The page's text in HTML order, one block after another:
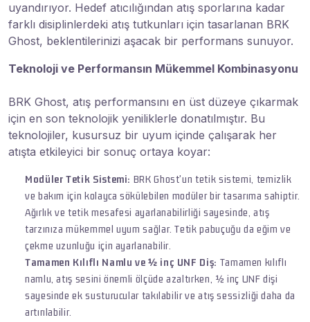
uyandırıyor. Hedef atıcılığından atış sporlarına kadar
farklı disiplinlerdeki atış tutkunları için tasarlanan BRK
Ghost, beklentilerinizi aşacak bir performans sunuyor.
Teknoloji ve Performansın Mükemmel Kombinasyonu
BRK Ghost, atış performansını en üst düzeye çıkarmak
için en son teknolojik yeniliklerle donatılmıştır. Bu
teknolojiler, kusursuz bir uyum içinde çalışarak her
atışta etkileyici bir sonuç ortaya koyar:
Modüler Tetik Sistemi: BRK Ghost'un tetik sistemi, temizlik
ve bakım için kolayca sökülebilen modüler bir tasarıma sahiptir.
Ağırlık ve tetik mesafesi ayarlanabilirliği sayesinde, atış
tarzınıza mükemmel uyum sağlar. Tetik pabuçuğu da eğim ve
çekme uzunluğu için ayarlanabilir.
Tamamen Kılıflı Namlu ve ½ inç UNF Diş: Tamamen kılıflı
namlu, atış sesini önemli ölçüde azaltırken, ½ inç UNF dişi
sayesinde ek susturucular takılabilir ve atış sessizliği daha da
artırılabilir.